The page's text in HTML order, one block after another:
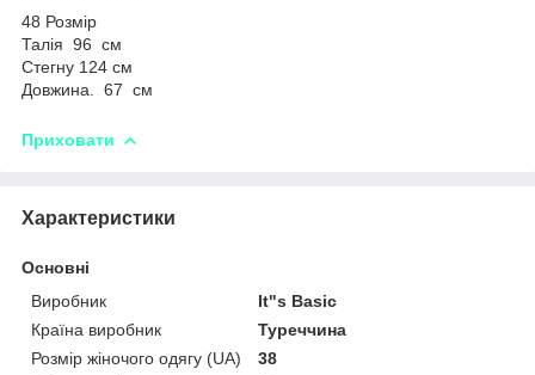
48 Розмір
Талія 96 см
Стегну 124 см
Довжина. 67 см
Приховати
Характеристики
Основні
Виробник
It"s Basic
Країна виробник
Туреччина
Розмір жіночого одягу (UA)
38